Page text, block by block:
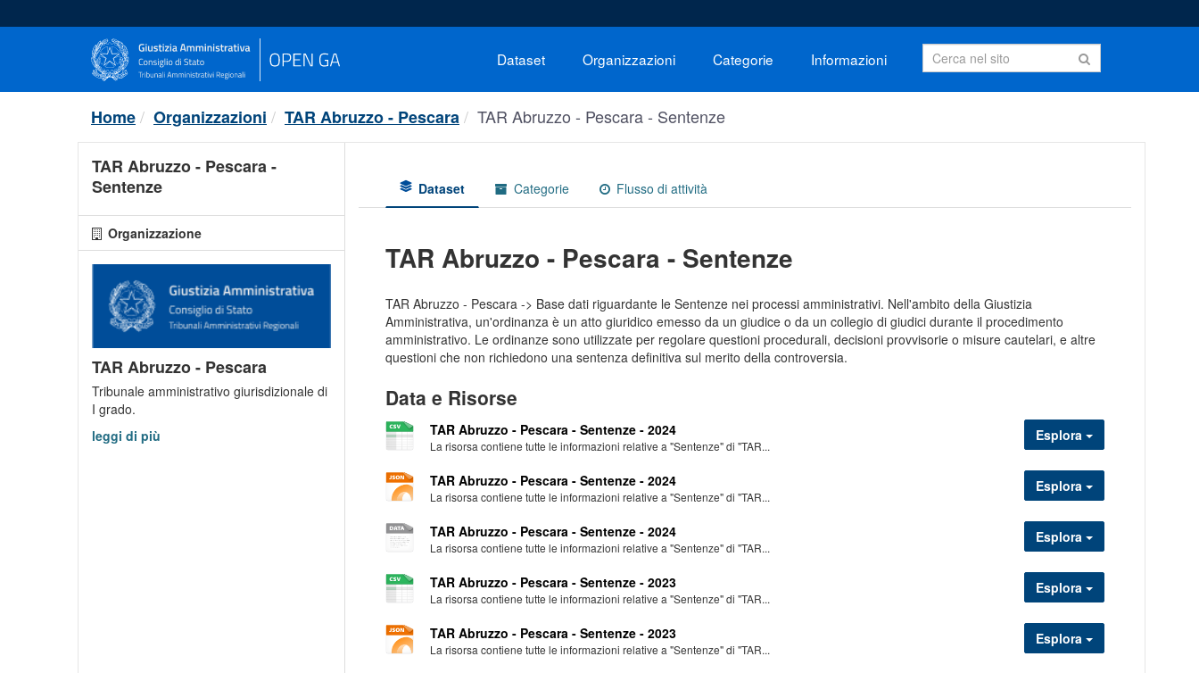
al
Dataset Organizzazioni Categorie Informazioni
Home Organizzazioni TAR Abruzzo - Pescara TAR Abruzzo - Pescara - Sentenze
TAR Abruzzo - Pescara -
Sentenze
Organizzazione
TAR Abruzzo - Pescara
Tribunale amministrativo giurisdizionale di
I grado.
leggi di più
Dataset Categorie Flusso di attività
TAR Abruzzo - Pescara - Sentenze
TAR Abruzzo - Pescara -> Base dati riguardante le Sentenze nei processi amministrativi. Nell'ambito della Giustizia
Amministrativa, un'ordinanza è un atto giuridico emesso da un giudice o da un collegio di giudici durante il procedimento
amministrativo. Le ordinanze sono utilizzate per regolare questioni procedurali, decisioni provvisorie o misure cautelari, e altre
questioni che non richiedono una sentenza definitiva sul merito della controversia.
Data e Risorse
TAR Abruzzo - Pescara - Sentenze - 2024
La risorsa contiene tutte le informazioni relative a "Sentenze" di "TAR...
Esplora
TAR Abruzzo - Pescara - Sentenze - 2024
La risorsa contiene tutte le informazioni relative a "Sentenze" di "TAR...
Esplora
TAR Abruzzo - Pescara - Sentenze - 2024
La risorsa contiene tutte le informazioni relative a "Sentenze" di "TAR...
Esplora
TAR Abruzzo - Pescara - Sentenze - 2023
La risorsa contiene tutte le informazioni relative a "Sentenze" di "TAR...
Esplora
TAR Abruzzo - Pescara - Sentenze - 2023
La risorsa contiene tutte le informazioni relative a "Sentenze" di "TAR...
Esplora